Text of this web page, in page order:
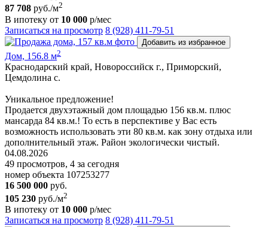
87 708 руб./м2
В ипотеку от 10 000 р/мес
Записаться на просмотр 8 (928) 411-79-51
Добавить из избранное
Дом, 156.8 м2
Краснодарский край, Новороссийск г., Приморский,
Цемдолина с.
Уникальное предложение!
Продается двухэтажный дом площадью 156 кв.м. плюс
мансарда 84 кв.м.! То есть в перспективе у Вас есть
возможность использовать эти 80 кв.м. как зону отдыха или
дополнительный этаж. Район экологически чистый.
04.08.2026
49 просмотров, 4 за сегодня
номер объекта 107253277
16 500 000 руб.
105 230 руб./м2
В ипотеку от 10 000 р/мес
Записаться на просмотр 8 (928) 411-79-51